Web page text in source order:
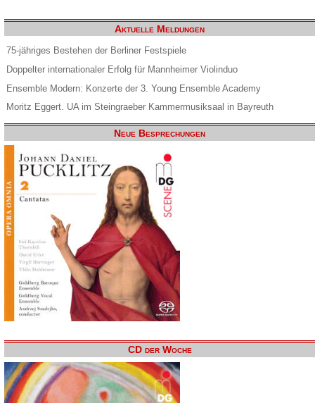
Aktuelle Meldungen
75-jähriges Bestehen der Berliner Festspiele
Doppelter internationaler Erfolg für Mannheimer Violinduo
Ensemble Modern: Konzerte der 3. Young Ensemble Academy
Moritz Eggert. UA im Steingraeber Kammermusiksaal in Bayreuth
Neue Besprechungen
CD der Woche